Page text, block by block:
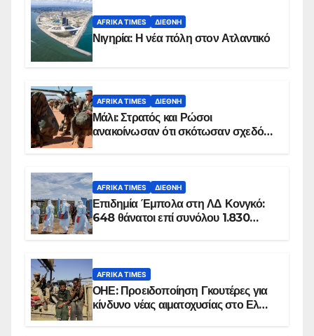
AFRIKA TIMES ΔΙΕΘΝΉ
Νιγηρία: Η νέα πόλη στον Ατλαντικό
AFRIKA TIMES ΔΙΕΘΝΉ
Μάλι: Στρατός και Ρώσοι
ανακοίνωσαν ότι σκότωσαν σχεδόν
AFRIKA TIMES ΔΙΕΘΝΉ
Επιδημία Έμπολα στη ΛΔ Κονγκό:
648 θάνατοι επί συνόλου 1.830
AFRIKA TIMES
ΟΗΕ: Προειδοποίηση Γκουτέρες για
κίνδυνο νέας αιματοχυσίας στο Ελ